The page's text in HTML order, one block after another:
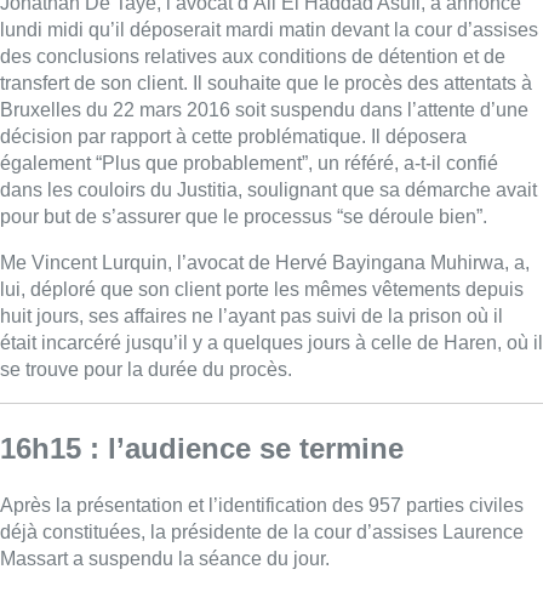
lundi midi qu’il déposerait mardi matin devant la cour d’assises
des conclusions relatives aux conditions de détention et de
transfert de son client. Il souhaite que le procès des attentats à
Bruxelles du 22 mars 2016 soit suspendu dans l’attente d’une
décision par rapport à cette problématique. Il déposera
également “Plus que probablement”, un référé, a-t-il confié
dans les couloirs du Justitia, soulignant que sa démarche avait
pour but de s’assurer que le processus “se déroule bien”.
Me Vincent Lurquin, l’avocat de Hervé Bayingana Muhirwa, a,
lui, déploré que son client porte les mêmes vêtements depuis
huit jours, ses affaires ne l’ayant pas suivi de la prison où il
était incarcéré jusqu’il y a quelques jours à celle de Haren, où il
se trouve pour la durée du procès.
16h15 : l’audience se termine
Après la présentation et l’identification des 957 parties civiles
déjà constituées, la présidente de la cour d’assises Laurence
Massart a suspendu la séance du jour.